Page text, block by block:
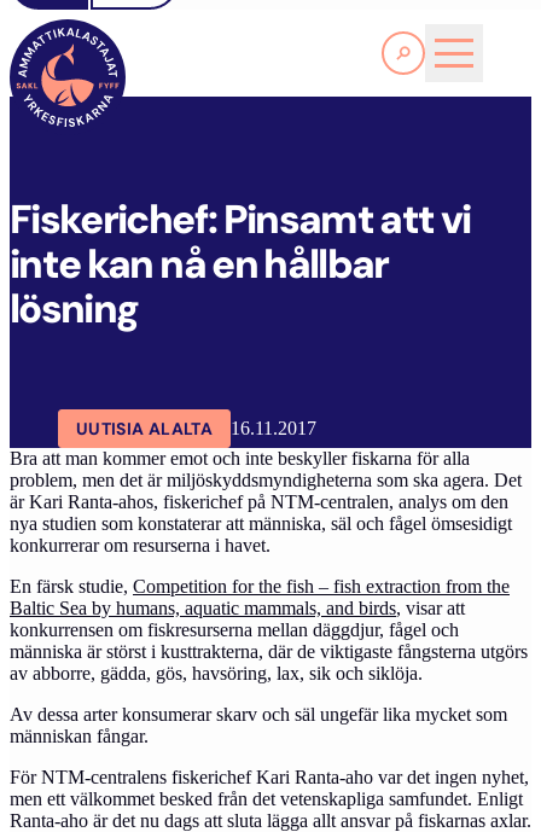
Lue lisää
SAKL
Fiskerichef: Pinsamt att vi
inte kan nå en hållbar
lösning
UUTISIA ALALTA
16.11.2017
Bra att man kommer emot och inte beskyller fiskarna för alla
problem, men det är miljöskyddsmyndigheterna som ska agera. Det
är Kari Ranta-ahos, fiskerichef på NTM-centralen, analys om den
nya studien som konstaterar att människa, säl och fågel ömsesidigt
konkurrerar om resurserna i havet.
En färsk studie, Competition for the fish – fish extraction from the
Baltic Sea by humans, aquatic mammals, and birds, visar att
konkurrensen om fiskresurserna mellan däggdjur, fågel och
människa är störst i kusttrakterna, där de viktigaste fångsterna utgörs
av abborre, gädda, gös, havsöring, lax, sik och siklöja.
Av dessa arter konsumerar skarv och säl ungefär lika mycket som
människan fångar.
För NTM-centralens fiskerichef Kari Ranta-aho var det ingen nyhet,
men ett välkommet besked från det vetenskapliga samfundet. Enligt
Ranta-aho är det nu dags att sluta lägga allt ansvar på fiskarnas axlar.